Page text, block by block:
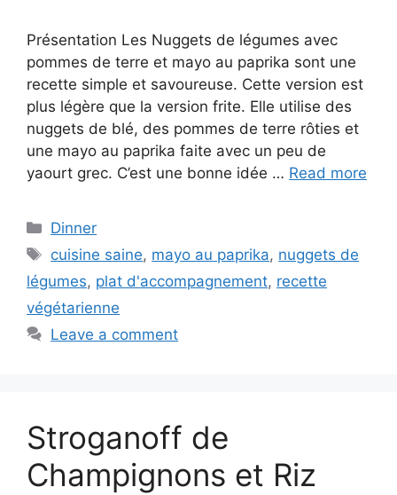
Présentation Les Nuggets de légumes avec
pommes de terre et mayo au paprika sont une
recette simple et savoureuse. Cette version est
plus légère que la version frite. Elle utilise des
nuggets de blé, des pommes de terre rôties et
une mayo au paprika faite avec un peu de
yaourt grec. C’est une bonne idée … Read more
Categories
Dinner
Tags
cuisine saine, mayo au paprika, nuggets de
légumes, plat d'accompagnement, recette
végétarienne
Leave a comment
Stroganoff de
Champignons et Riz